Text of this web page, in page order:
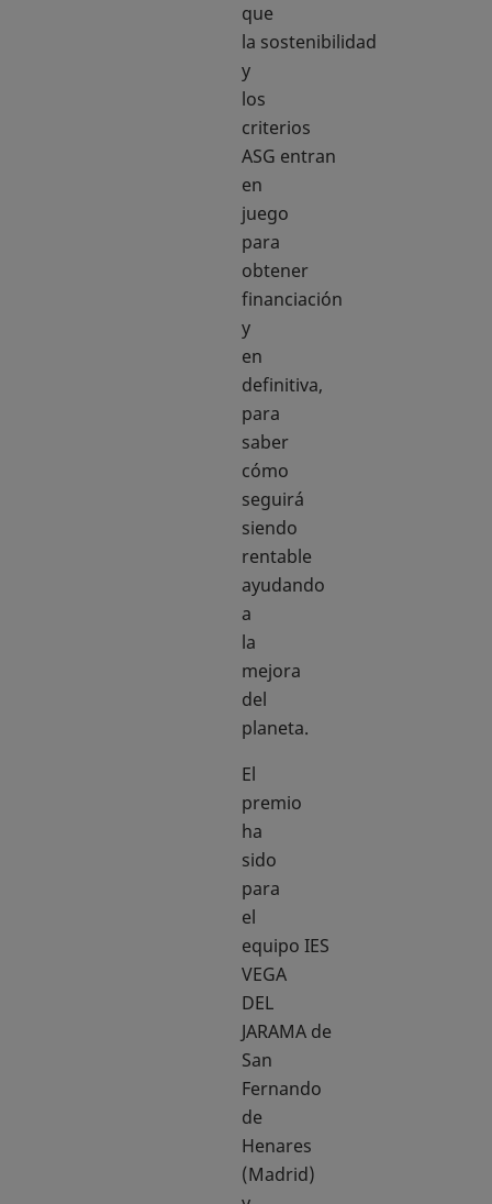
que
la sostenibilidad
y
los
criterios
ASG entran
en
juego
para
obtener
financiación
y
en
definitiva,
para
saber
cómo
seguirá
siendo
rentable
ayudando
a
la
mejora
del
planeta.
El
premio
ha
sido
para
el
equipo IES
VEGA
DEL
JARAMA de
San
Fernando
de
Henares
(Madrid)